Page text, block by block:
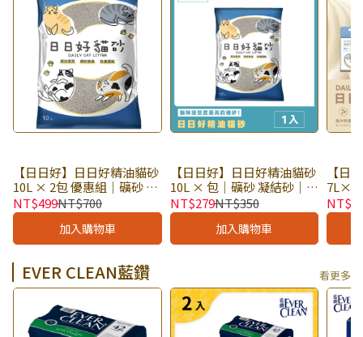
【日日好】日日好精油貓砂
10L × 2包 優惠組｜礦砂 凝
結砂｜精油香氛 瞬時除臭
快速凝結｜獨立下單
NT$499NT$700
加入購物車
【日日好】日日好精油貓砂
10L × 包｜礦砂 凝結砂｜精
油香氛 瞬時除臭 快速凝結
NT$279NT$350
加入購物車
【日
7L× 2
腐砂
混合
EVER CLEAN藍鑽 看更多